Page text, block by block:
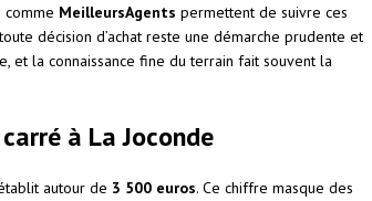
MeilleursAgents permettent de suivre ces
décision d’achat reste une démarche prudente et
et la connaissance fine du terrain fait souvent la
à La Joconde
autour de 3 500 euros. Ce chiffre masque des